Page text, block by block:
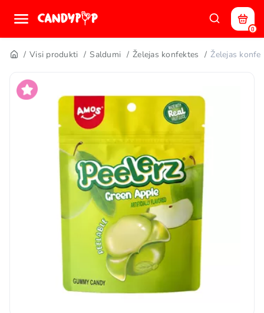
0
Visi produkti Saldumi Želejas konfektes Želejas